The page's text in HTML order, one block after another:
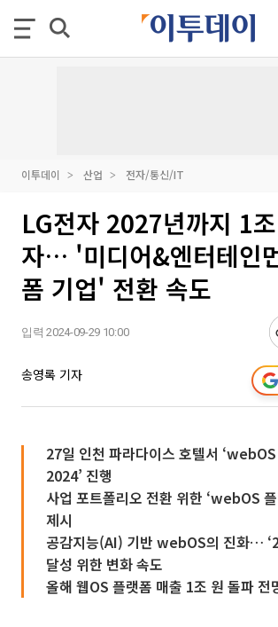
이투데이 산업 전자/통신/IT
LG전자 2027년까지 1
자… '미디어&엔터테인
폼 기업' 전환 속도
입력 2024-09-29 10:00
송영록 기자
27일 인천 파라다이스 호텔서
2024’ 진행
사업 포트폴리오 전환 위한 ‘webOS
제시
공감지능(AI) 기반 webOS의 진화…
달성 위한 변화 속도
올해 웹OS 플랫폼 매출 1조 원 돌파 전